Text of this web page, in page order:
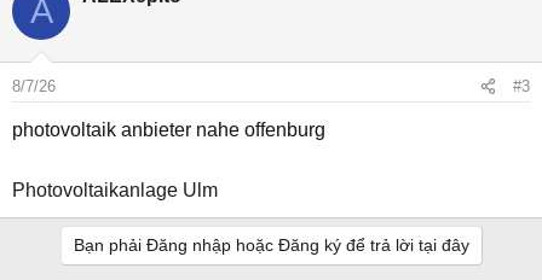
A
8/7/26 #3
photovoltaik anbieter nahe offenburg
Photovoltaikanlage Ulm
Bạn phải Đăng nhập hoặc Đăng ký để trả lời tại đây